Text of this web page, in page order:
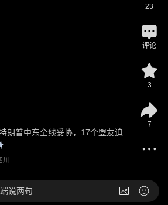
朗普中东全线妥协，17个盟友迫
川
23
评论
3
7
说两句